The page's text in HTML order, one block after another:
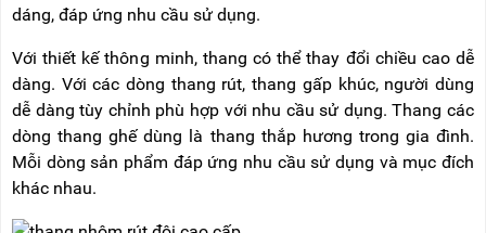
TAY
XE
ĐẨY
HÀNG
BỘ
DÂY
THOÁT
HIỂM
ĐỘNG
dáng, đáp ứng nhu cầu sử dụng.
Với thiết kế thông minh, thang có thể thay đổi chiều cao dễ
dàng. Với các dòng thang rút, thang gấp khúc, người dùng
dễ dàng tùy chỉnh phù hợp với nhu cầu sử dụng. Thang các
dòng thang ghế dùng là thang thắp hương trong gia đình.
Mỗi dòng sản phẩm đáp ứng nhu cầu sử dụng và mục đích
khác nhau.